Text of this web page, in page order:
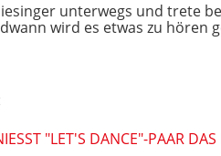
unterwegs und trete
wird es etwas zu hören
"LET'S DANCE"-PAAR DAS